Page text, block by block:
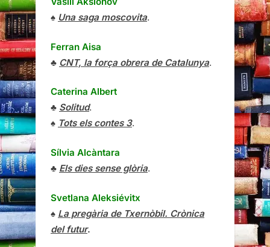
♠ Una saga moscovita.
Ferran Aisa
♣ CNT, la força obrera de Catalunya.
Caterina Albert
♣ Solitud.
♠ Tots els contes 3.
Sílvia Alcàntara
♣ Els dies sense glòria.
Svetlana Aleksiévitx
♠ La pregària de Txernòbil. Crònica
del futur.